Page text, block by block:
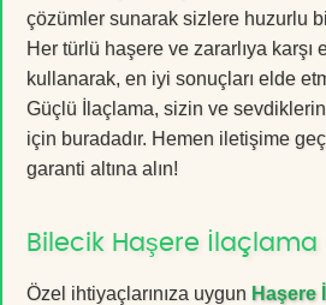
çözümler sunarak sizlere huzurlu
Her türlü haşere ve zararlıya karşı
kullanarak, en iyi sonuçları elde
Güçlü İlaçlama, sizin ve
için buradadır. Hemen iletişime
garanti altına alın!
Bilecik Haşere İlaçlama
Özel ihtiyaçlarınıza uygun Haşere